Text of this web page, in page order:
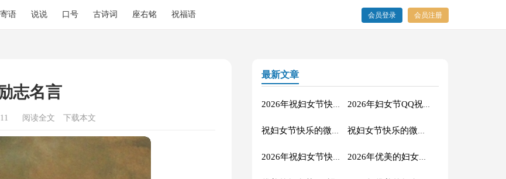
寄语 说说 口号 古诗词 座右铭 祝福语 会员登录 会员注册
志名言
阅读全文 下载本文
最新文章